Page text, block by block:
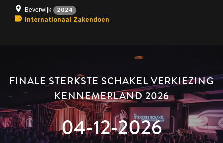
Beverwijk 2024
Internationaal Zakendoen
FINALE STERKSTE SCHAKEL VERKIEZING
KENNEMERLAND 2026
04-12-2026